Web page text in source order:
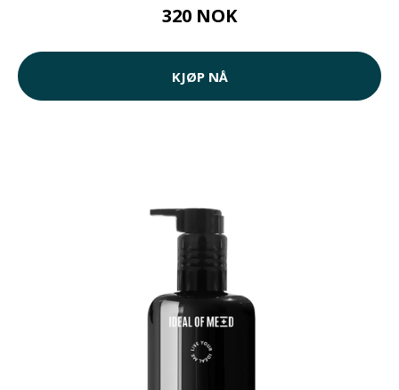
320 NOK
KJØP NÅ